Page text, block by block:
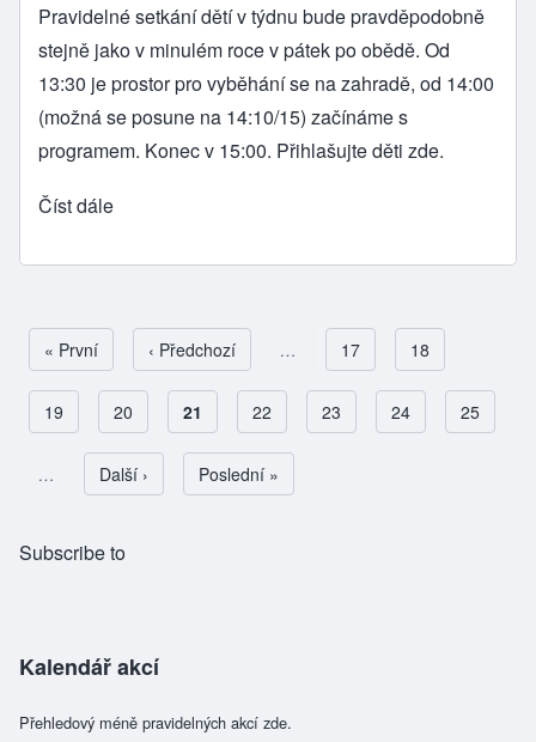
Pravidelné setkání dětí v týdnu bude pravděpodobně
stejně jako v minulém roce v pátek po obědě. Od
13:30 je prostor pro vyběhání se na zahradě, od 14:00
(možná se posune na 14:10/15) začínáme s
programem. Konec v 15:00. Přihlašujte děti zde.
Číst dále
Pagination
First page
« První Předchozí stránka
‹ Předchozí … Page
17 Page
18
Page
19 Page
20 Aktuální stránka
21 Page
22 Page
23 Page
24 Page
25
… Následující stránka
Další › Poslední stránka
Poslední »
Subscribe to
Kalendář akcí
Přehledový méně pravidelných akcí zde.